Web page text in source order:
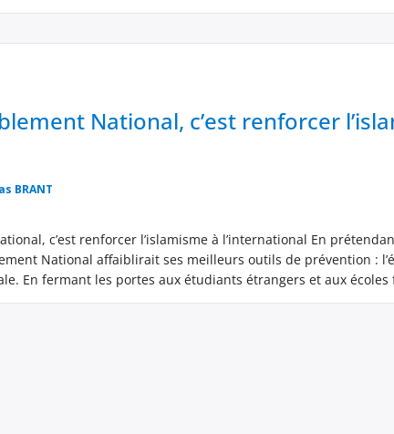
National, c’est renforcer
BRANT
c’est renforcer l’islamisme à l’international En
National affaiblirait ses meilleurs outils de prévention :
En fermant les portes aux étudiants étrangers et aux écoles